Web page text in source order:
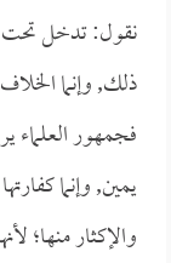
نقول: تدخل تحت
ذلك, وإنما
فجمهور العلماء
يمين, وإنما
والإكثار منها؛